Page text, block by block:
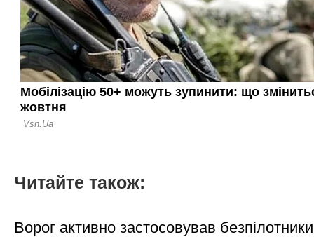
Читайте також:
Ворог активно застосовував